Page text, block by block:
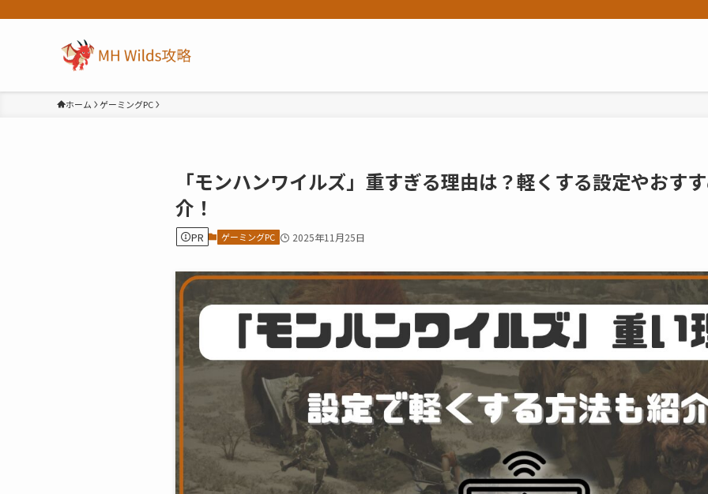
ホーム ゲーミングPC
「モンハンワイルズ」重すぎる理由は？軽くする設定やおす
介！
PR ゲーミングPC 2025年11月25日